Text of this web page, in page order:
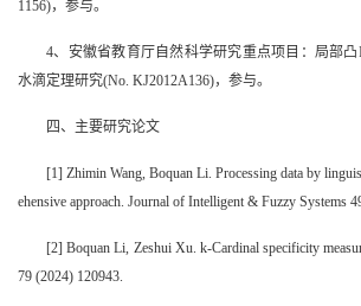
1156)，参与。
4、安徽省教育厅自然科学研究重点项目：局部
水滴定理研究(No. KJ2012A136)，参与。
四、主要研究论文
[1] Zhimin Wang, Boquan Li. Processing data by
ehensive approach. Journal of Intelligent & Fuzzy Systems
[2] Boquan Li, Zeshui Xu. k-Cardinal specificity
79 (2024) 120943.